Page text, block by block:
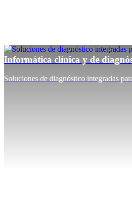
Informática clínica y de
Soluciones de diagnóstico integradas